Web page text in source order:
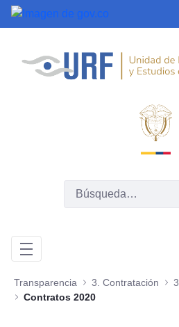
Saltar al contenido principal
Transparencia 3. Contratación
Contratos 2020